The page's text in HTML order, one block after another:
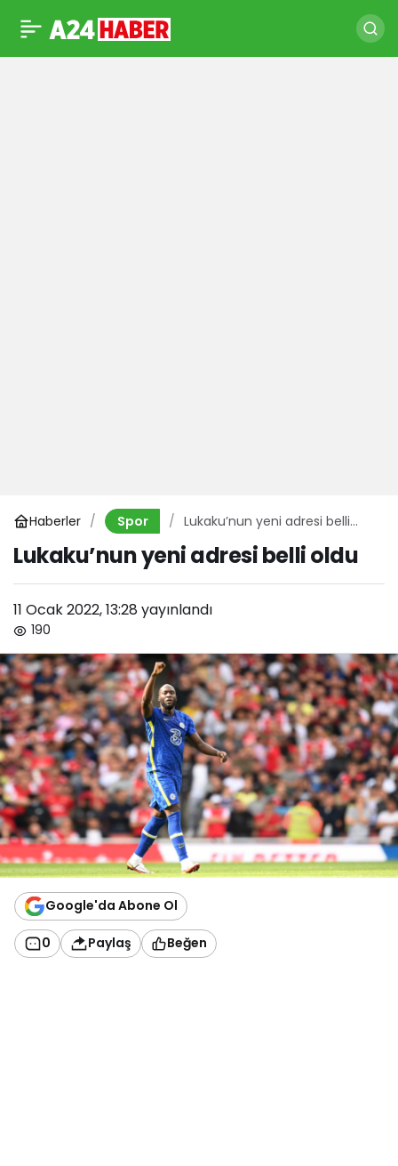
Haberler Spor
Lukaku’nun yeni adresi belli
Lukaku’nun yeni adresi belli oldu
11 Ocak 2022, 13:28 yayınlandı
190
Google'da Abone Ol
0 Paylaş Beğen